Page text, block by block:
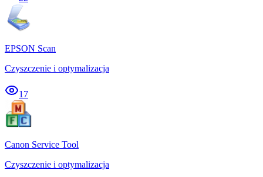
EPSON Scan
Czyszczenie i optymalizacja
17
Canon Service Tool
Czyszczenie i optymalizacja